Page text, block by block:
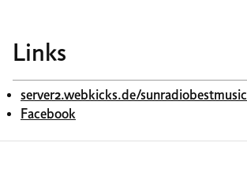
Links
server2.webkicks.de/sunradiobestmusic
Facebook